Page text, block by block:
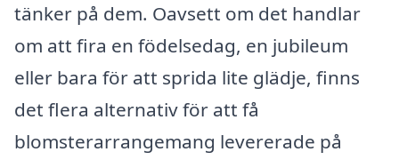
tänker på dem. Oavsett om det handlar
om att fira en födelsedag, en jubileum
eller bara för att sprida lite glädje, finns
det flera alternativ för att få
blomsterarrangemang levererade på